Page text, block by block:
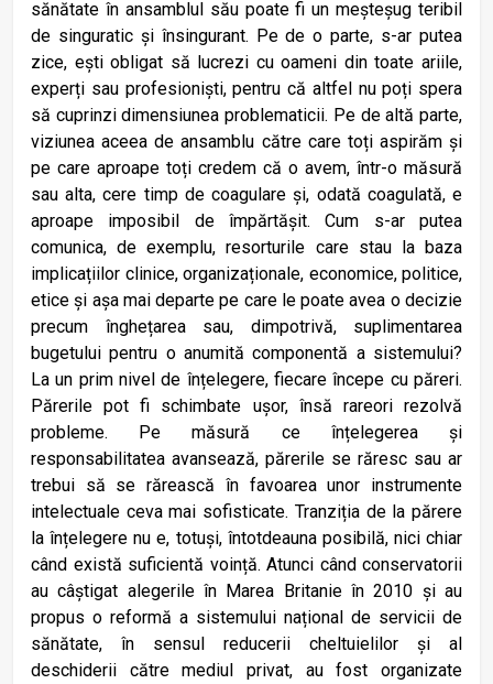
sănătate în ansamblul său poate fi un meșteșug teribil
de singuratic și însingurant. Pe de o parte, s-ar putea
zice, ești obligat să lucrezi cu oameni din toate ariile,
experți sau profesioniști, pentru că altfel nu poți spera
să cuprinzi dimensiunea problematicii. Pe de altă parte,
viziunea aceea de ansamblu către care toți aspirăm și
pe care aproape toți credem că o avem, într-o măsură
sau alta, cere timp de coagulare și, odată coagulată, e
aproape imposibil de împărtășit. Cum s-ar putea
comunica, de exemplu, resorturile care stau la baza
implicațiilor clinice, organizaționale, economice, politice,
etice și așa mai departe pe care le poate avea o decizie
precum înghețarea sau, dimpotrivă, suplimentarea
bugetului pentru o anumită componentă a sistemului?
La un prim nivel de înțelegere, fiecare începe cu păreri.
Părerile pot fi schimbate ușor, însă rareori rezolvă
probleme. Pe măsură ce înțelegerea și
responsabilitatea avansează, părerile se răresc sau ar
trebui să se rărească în favoarea unor instrumente
intelectuale ceva mai sofisticate. Tranziția de la părere
la înțelegere nu e, totuși, întotdeauna posibilă, nici chiar
când există suficientă voință. Atunci când conservatorii
au câștigat alegerile în Marea Britanie în 2010 și au
propus o reformă a sistemului național de servicii de
sănătate, în sensul reducerii cheltuielilor și al
deschiderii către mediul privat, au fost organizate